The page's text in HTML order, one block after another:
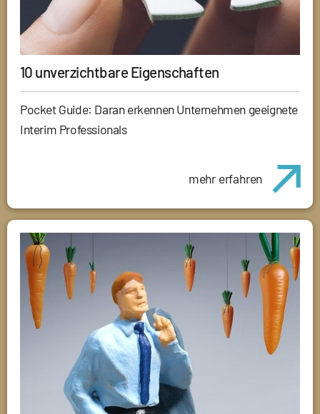
10 unverzichtbare Eigenschaften
Pocket Guide: Daran erkennen Unternehmen geeignete
Interim Professionals
mehr erfahren